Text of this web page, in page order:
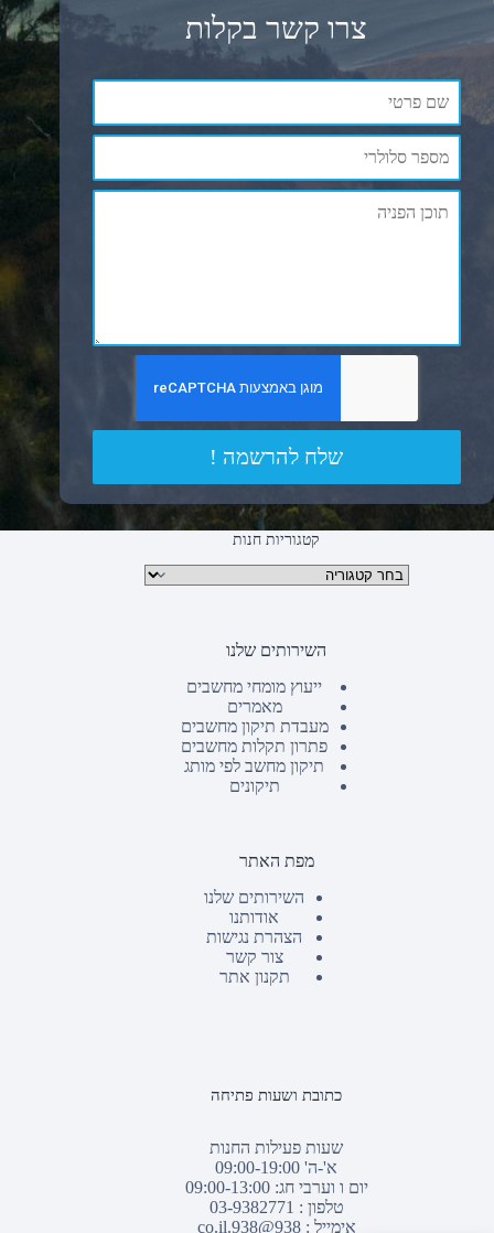
צרו קשר בקלות
שלח להרשמה !
קטגוריות חנות
קטגוריות מוצרים
השירותים שלנו
ייעוץ מומחי מחשבים
מאמרים
מעבדת תיקון מחשבים
פתרון תקלות מחשבים
תיקון מחשב לפי מותג
תיקונים
מפת האתר
השירותים שלנו
אודותנו
הצהרת נגישות
צור קשר
תקנון אתר
כתובת ושעות פתיחה
שעות פעילות החנות
א'-ה' 09:00-19:00
יום ו וערבי חג: 09:00-13:00
טלפון : 03-9382771
אימייל :938@938.co.il